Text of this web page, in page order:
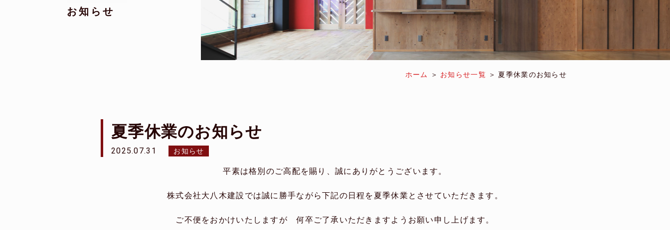
お知らせ
ホーム お知らせ一覧 夏季休業のお知らせ
夏季休業のお知らせ
2025.07.31 お知らせ
平素は格別のご高配を賜り、誠にありがとうございます。
株式会社大八木建設では誠に勝手ながら下記の日程を夏季休業とさせていただきます。
ご不便をおかけいたしますが 何卒ご了承いただきますようお願い申し上げます。